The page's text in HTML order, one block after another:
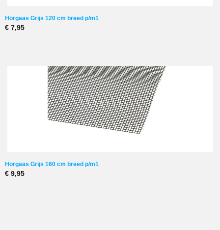
Horgaas Grijs 120 cm breed p/m1
€ 7,95
Horgaas Grijs 160 cm breed p/m1
€ 9,95